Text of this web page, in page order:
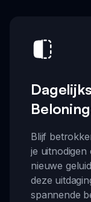
Blijf
je
nieuwe
deze
spannende